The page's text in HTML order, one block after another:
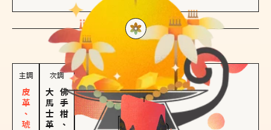
對方的主調蠟燭是...
主調 次調